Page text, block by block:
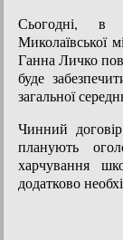
Сьогодні, в
Миколаївської
Ганна Личко
буде
загальної
Чинний
планують
харчування
додатково